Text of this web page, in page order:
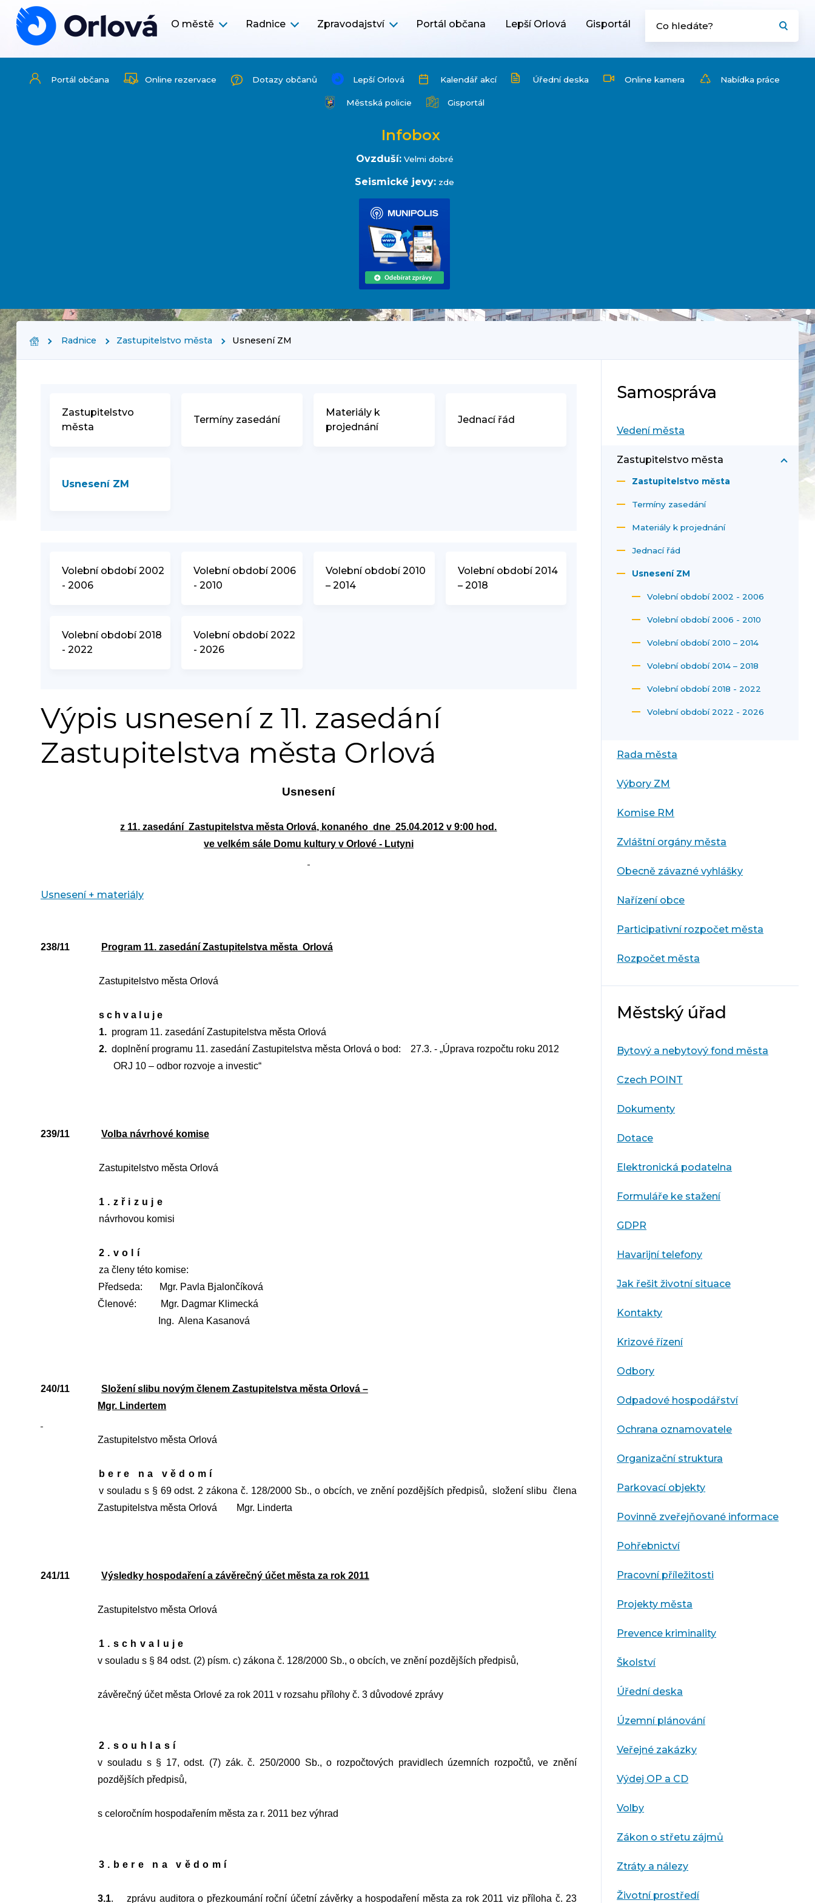
O městě Radnice Zpravodajství Portál občana Lepší Orlová Gisportál
Portál občana Online rezervace Dotazy občanů Lepší Orlová Kalendář akcí Úřední deska Online kamera Nabídka práce
Městská policie Gisportál
Infobox
Ovzduší: Velmi dobré
Seismické jevy: zde
Radnice Zastupitelstvo města Usnesení ZM
Zastupitelstvo
města
Termíny zasedání
Materiály k
projednání
Jednací řád
Usnesení ZM
Volební období 2002
- 2006
Volební období 2006
- 2010
Volební období 2010
– 2014
Volební období 2014
– 2018
Volební období 2018
- 2022
Volební období 2022
- 2026
Výpis usnesení z 11. zasedání
Zastupitelstva města Orlová
Usnesení
z 11. zasedání Zastupitelstva města Orlová, konaného dne 25.04.2012 v 9:00 hod.
ve velkém sále Domu kultury v Orlové - Lutyni
Usnesení + materiály
238/11 Program 11. zasedání Zastupitelstva města Orlová
Zastupitelstvo města Orlová
s c h v a l u j e
1. program 11. zasedání Zastupitelstva města Orlová
2. doplnění programu 11. zasedání Zastupitelstva města Orlová o bod:
27.3. - „Úprava rozpočtu roku 2012
ORJ 10 – odbor rozvoje a investic“
239/11 Volba návrhové komise
Zastupitelstvo města Orlová
1.zřizuje
návrhovou komisi
2.volí
za členy této komise:
Předseda:
Mgr. Pavla Bjalončíková
Členové:
Mgr. Dagmar Klimecká
Ing. Alena Kasanová
240/11
Složení slibu novým členem Zastupitelstva města Orlová –
Mgr. Lindertem
Zastupitelstvo města Orlová
bere na vědomí
v souladu s § 69 odst. 2 zákona č. 128/2000 Sb., o obcích, ve znění pozdějších předpisů,
složení slibu
člena
Zastupitelstva města Orlová
Mgr. Linderta
241/11 Výsledky hospodaření a závěrečný účet města za rok 2011
Zastupitelstvo města Orlová
1.schvaluje
v souladu s § 84 odst. (2) písm. c) zákona č. 128/2000 Sb., o obcích, ve znění pozdějších předpisů,
závěrečný účet města Orlové za rok 2011 v rozsahu přílohy č. 3 důvodové zprávy
2.souhlasí
v souladu s § 17, odst. (7) zák. č. 250/2000 Sb., o rozpočtových pravidlech územních rozpočtů, ve znění
pozdějších předpisů,
s celoročním hospodařením města za r. 2011 bez výhrad
3.bere na vědomí
3.1.
zprávu auditora o přezkoumání roční účetní závěrky a hospodaření města za rok 2011 viz příloha č. 23
Samospráva
Vedení města
Zastupitelstvo města
Zastupitelstvo města
Termíny zasedání
Materiály k projednání
Jednací řád
Usnesení ZM
Volební období 2002 - 2006
Volební období 2006 - 2010
Volební období 2010 – 2014
Volební období 2014 – 2018
Volební období 2018 - 2022
Volební období 2022 - 2026
Rada města
Výbory ZM
Komise RM
Zvláštní orgány města
Obecně závazné vyhlášky
Nařízení obce
Participativní rozpočet města
Rozpočet města
Městský úřad
Bytový a nebytový fond města
Czech POINT
Dokumenty
Dotace
Elektronická podatelna
Formuláře ke stažení
GDPR
Havarijní telefony
Jak řešit životní situace
Kontakty
Krizové řízení
Odbory
Odpadové hospodářství
Ochrana oznamovatele
Organizační struktura
Parkovací objekty
Povinně zveřejňované informace
Pohřebnictví
Pracovní příležitosti
Projekty města
Prevence kriminality
Školství
Úřední deska
Územní plánování
Veřejné zakázky
Výdej OP a CD
Volby
Zákon o střetu zájmů
Ztráty a nálezy
Životní prostředí